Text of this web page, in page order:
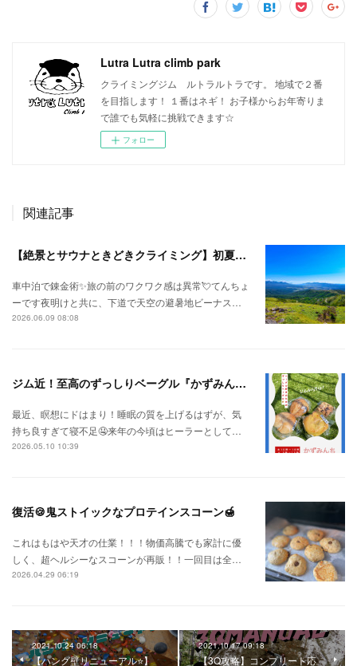
Lutra Lutra climb park
クライミングジム ルトラルトラです。 地域で２番
を目指します！ １番はネギ！ お子様からお年寄りま
で誰でも気軽に挑戦できます☆
フォロー
関連記事
【絶景とサウナときどきクライミング】初夏の信州ひとり旅⛅
車中泊で錬金術✨旅の前のワクワク感は異常💘てんちょ
ーです夜明けと共に、下道で天空の避暑地ビーナス…
2026.06.09 08:08
ジム近！至高のずっしりベーグル『かずみんち』
最近、瞑想にドはまり！睡眠の質を上げるはずが、気
持ち良すぎて寝不足🤤来年の今頃はヒーラーとして…
2026.05.10 10:39
復活🍪鬼ストイックなプロテインスコーン🍯
これはもはや天才の仕業！！！物価高騰でも家計に優
しく、超ヘルシーなスコーンが再販！！一回目は全…
2026.04.29 06:19
2021.10.24 06:18
【ハング壁リニューアル⭐】
2021.10.17 09:18
【3Q攻略】コンプリート応